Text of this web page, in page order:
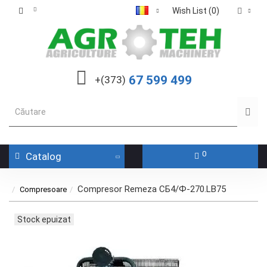
Wish List (0)
+(373) 67 599 499
Catalog 0
Compresoare Compresor Remeza СБ4/Ф-270.LB75
Stock epuizat